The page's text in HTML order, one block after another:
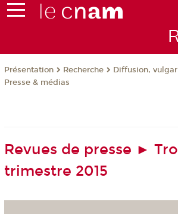
Présentation Recherche
Diffusion,
Presse & médias
Revues de presse ►
trimestre 2015